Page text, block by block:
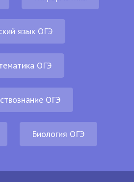
язык ОГЭ
ОГЭ
ОГЭ
Биология ОГЭ